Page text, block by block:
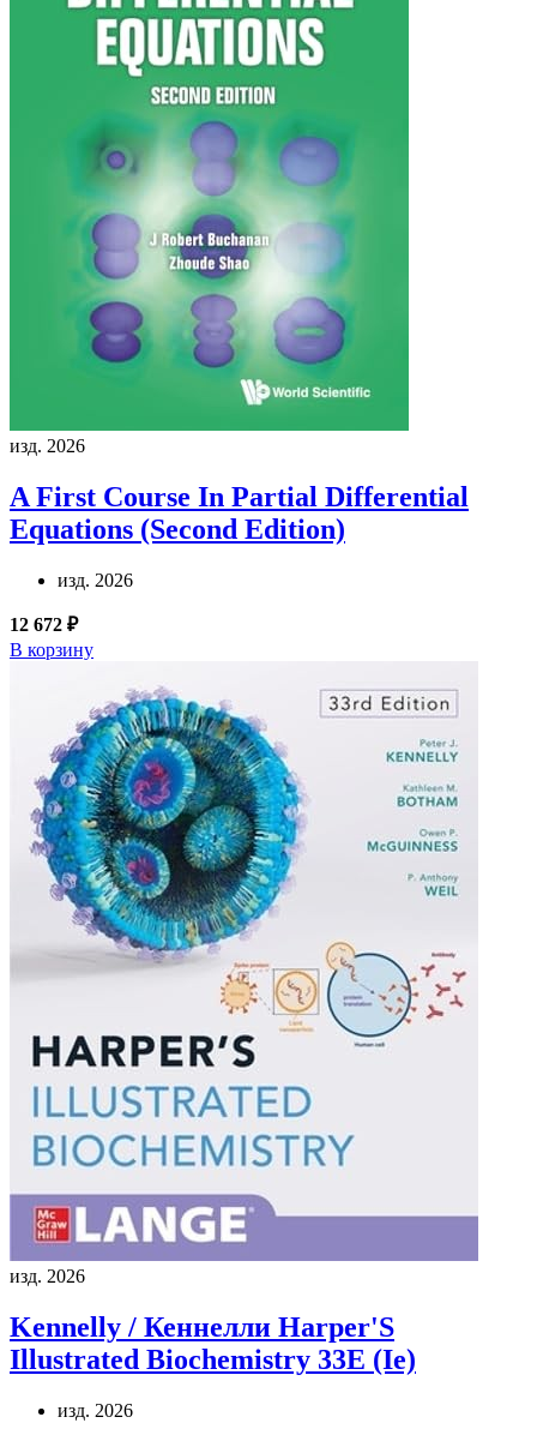
изд. 2026
A First Course In Partial Differential
Equations (Second Edition)
изд. 2026
12 672 ₽
В корзину
изд. 2026
Kennelly / Кеннелли Harper'S
Illustrated Biochemistry 33E (Ie)
изд. 2026